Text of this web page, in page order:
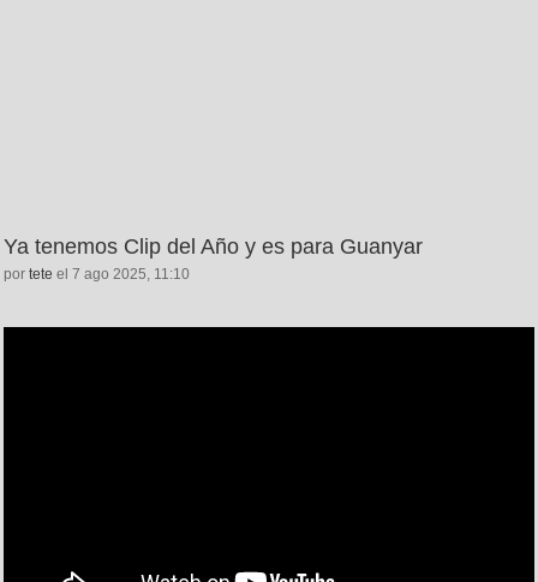
Ya tenemos Clip del Año y es para Guanyar
por tete el 7 ago 2025, 11:10